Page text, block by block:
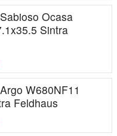
Ocasa
Sintra
W680NF11
Feldhaus